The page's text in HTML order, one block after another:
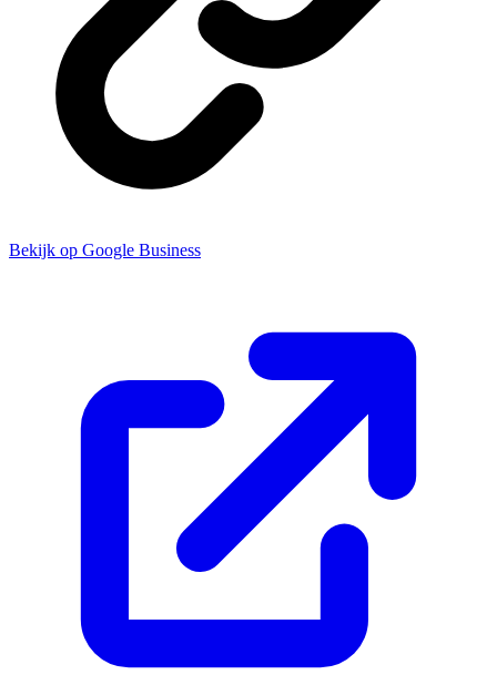
Bekijk op Google Business